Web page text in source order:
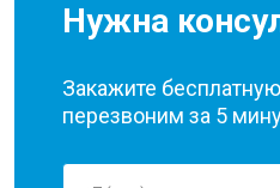
Нужна
Закажите
перезвоним за 5